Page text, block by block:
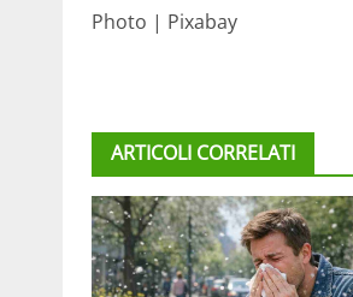
Photo | Pixabay
ARTICOLI CORRELATI